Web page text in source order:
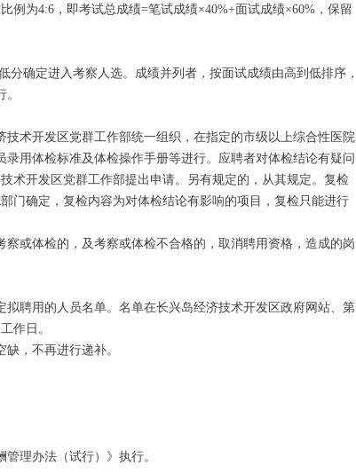
为4:6，即考试总成绩=笔试成绩×40%+面试成绩×60%，保留
确定进入考察人选。成绩并列者，按面试成绩由高到低排序，
术开发区党群工作部统一组织，在指定的市级以上综合性医院
用体检标准及体检操作手册等进行。应聘者对体检结论有疑问
术开发区党群工作部提出申请。另有规定的，从其规定。复检
门确定，复检内容为对体检结论有影响的项目，复检只能进行
体检的，及考察或体检不合格的，取消聘用资格，造成的岗
聘用的人员名单。名单在长兴岛经济技术开发区政府网站、第
作日。
，不再进行递补。
理办法（试行）》执行。